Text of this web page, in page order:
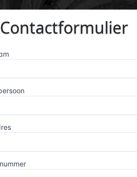
Contactformulier